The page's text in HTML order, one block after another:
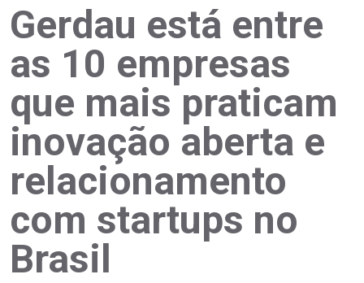
Gerdau está entre
as 10 empresas
que mais praticam
inovação aberta e
relacionamento
com startups no
Brasil